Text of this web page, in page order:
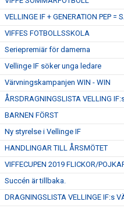
VELLINGE IF + GENERATION PEP =
VIFFES FOTBOLLSSKOLA
Seriepremiär för damerna
Vellinge IF söker unga ledare
Värvningskampanjen WIN - WIN
ÅRSDRAGNINGSLISTA VELLING
BARNEN FÖRST
Ny styrelse i Vellinge IF
HANDLINGAR TILL ÅRSMÖTET
VIFFECUPEN 2019 FLICKOR/
Succén är tillbaka.
DRAGNINGSLISTA VELLINGE IF:s